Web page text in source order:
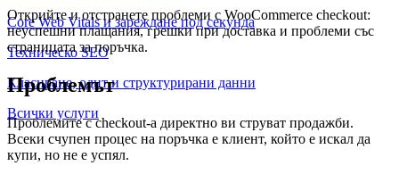
Core Web Vitals и зареждане под секунда
Техническо SEO
Класиране, одит и структурирани данни
Всички услуги
Открийте и отстранете проблеми с WooCommerce checkout:
неуспешни плащания, грешки при доставка и проблеми със
страницата за поръчка.
Проблемът
Проблемите с checkout-а директно ви струват продажби.
Всеки счупен процес на поръчка е клиент, който е искал да
купи, но не е успял.